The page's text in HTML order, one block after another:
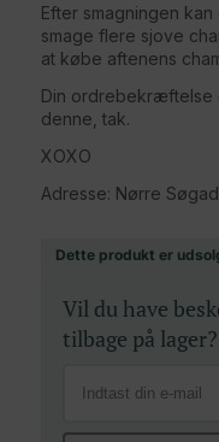
Efter smagningen
smage flere sjove
at købe aftenens
Din ordrebekræftelse
denne, tak.
XOXO
Adresse: Nørre
Dette produkt er
Vil du have
tilbage på lager?